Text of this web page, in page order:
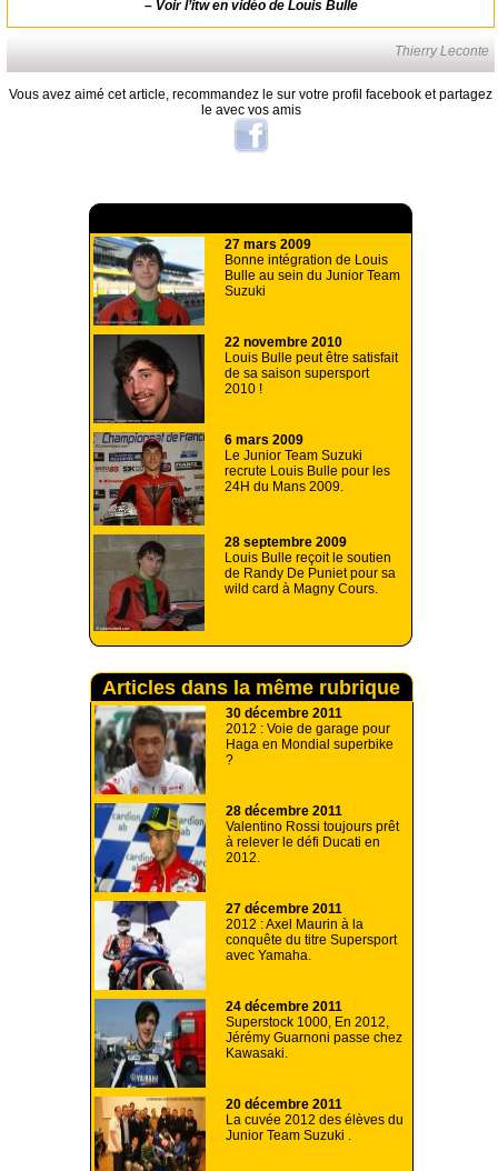
– Voir l’itw en vidéo de Louis Bulle
Thierry Leconte
Vous avez aimé cet article, recommandez le sur votre profil facebook et partagez
le avec vos amis
27 mars 2009
Bonne intégration de Louis
Bulle au sein du Junior Team
Suzuki
22 novembre 2010
Louis Bulle peut être satisfait
de sa saison supersport
2010 !
6 mars 2009
Le Junior Team Suzuki
recrute Louis Bulle pour les
24H du Mans 2009.
28 septembre 2009
Louis Bulle reçoit le soutien
de Randy De Puniet pour sa
wild card à Magny Cours.
Articles dans la même rubrique
30 décembre 2011
2012 : Voie de garage pour
Haga en Mondial superbike
?
28 décembre 2011
Valentino Rossi toujours prêt
à relever le défi Ducati en
2012.
27 décembre 2011
2012 : Axel Maurin à la
conquête du titre Supersport
avec Yamaha.
24 décembre 2011
Superstock 1000, En 2012,
Jérémy Guarnoni passe chez
Kawasaki.
20 décembre 2011
La cuvée 2012 des élèves du
Junior Team Suzuki .